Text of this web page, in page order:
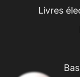
Livres